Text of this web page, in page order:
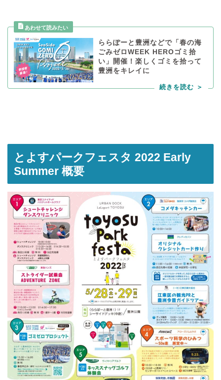
ららぽーと豊洲などで「春の海
ごみゼロWEEK HEROゴミ拾
い」開催！楽しくゴミを拾って
豊洲をキレイに
とよすパークフェスタ 2022 Early
Summer 概要